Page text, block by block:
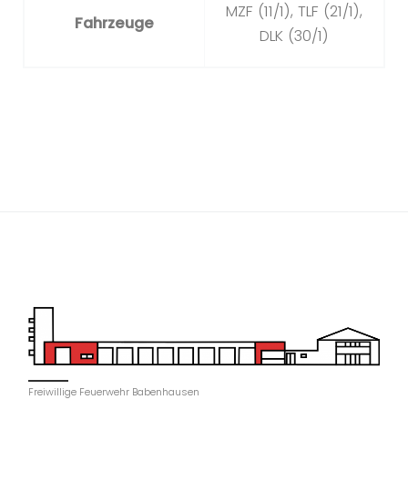
Fahrzeuge
MZF (11/1), TLF (21/1),
DLK (30/1)
Freiwillige Feuerwehr Babenhausen